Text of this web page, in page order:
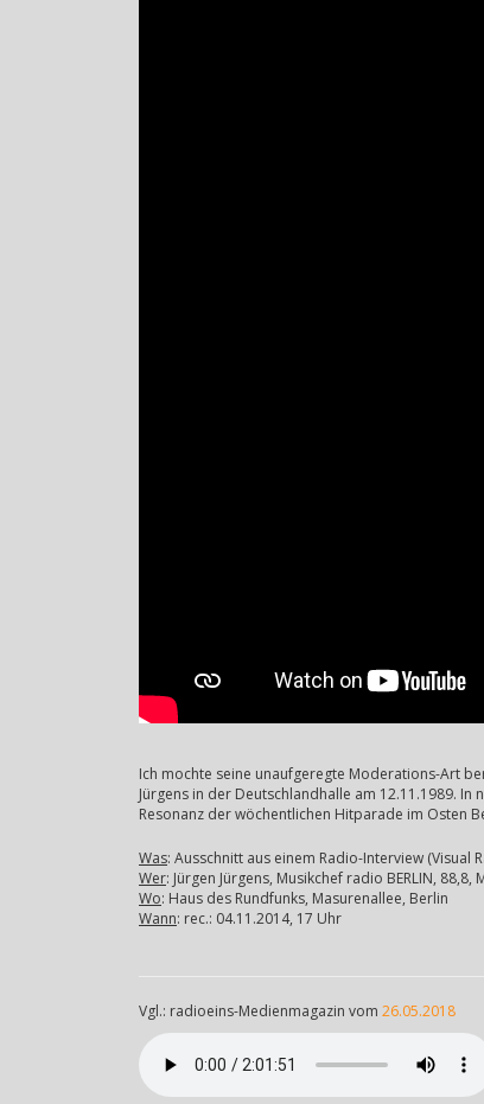
Ich mochte seine unaufgeregte Moderations-Art
Jürgens in der Deutschlandhalle am 12.11.1989.
Resonanz der wöchentlichen Hitparade im Osten
Was: Ausschnitt aus einem Radio-Interview (Visual
Wer: Jürgen Jürgens, Musikchef radio BERLIN,
Wo: Haus des Rundfunks, Masurenallee, Berlin
Wann: rec.: 04.11.2014, 17 Uhr
Vgl.: radioeins-Medienmagazin vom 26.05.2018